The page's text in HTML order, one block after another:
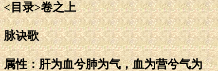
<目录>卷之上
脉诀歌
属性：肝为血兮肺为气，血为营兮气为